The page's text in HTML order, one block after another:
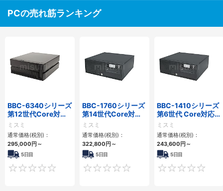
PCの売れ筋ランキング
BBC-6340シリーズ
第12世代Core対応
小型フロアマウント
PC2PCI/2PCIe
ミスミ
通常価格(税別)：
295,000円～
5日目
0
BBC-1760シリーズ
第14世代Core対応
小型フロアマウント
3PCIe
ミスミ
通常価格(税別)：
322,800円～
5日目
0
BBC-1410シリーズ
第6世代 Core対応フ
ロアマウントFAPC
3PCI・3PCIe
ミスミ
通常価格(税別)：
243,600円～
5日目